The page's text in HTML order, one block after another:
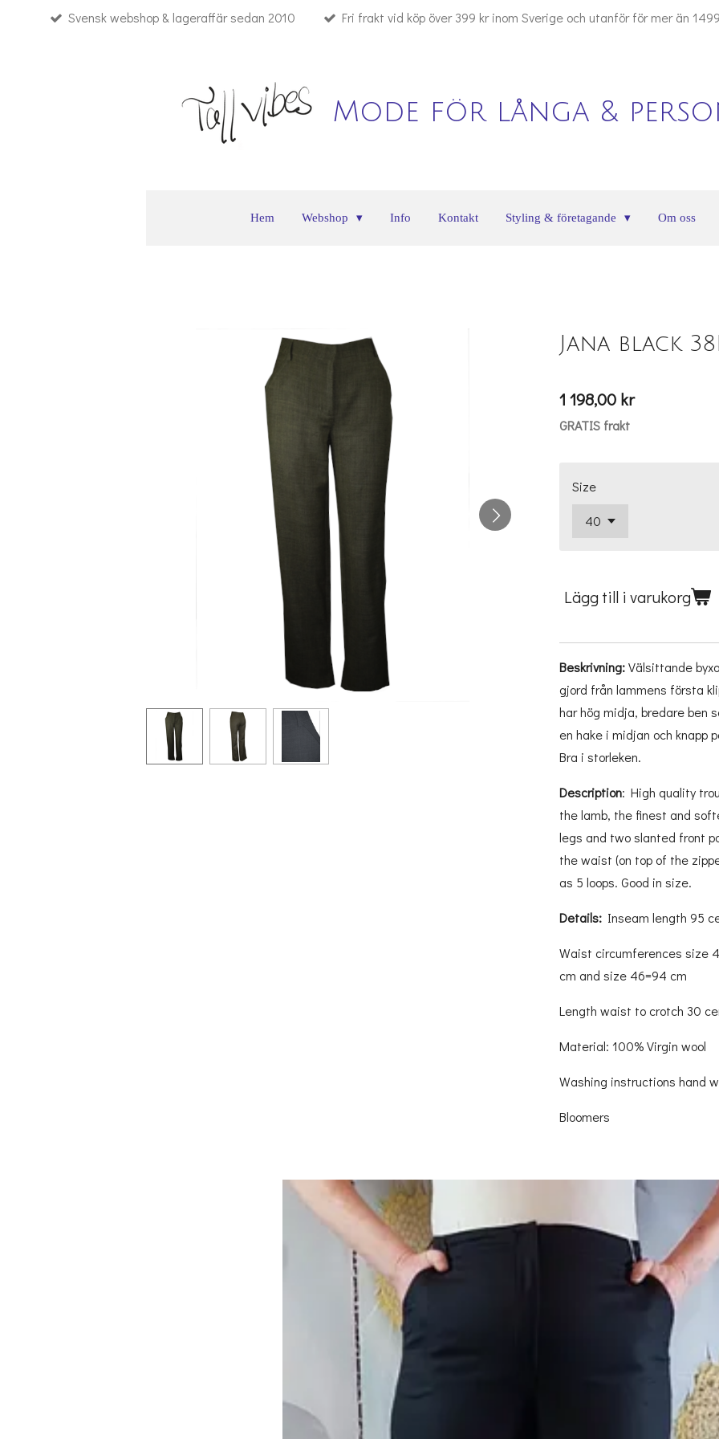
Svensk webshop & lageraffär sedan 2010 Fri frakt vid köp över 399 kr inom Sverige och utanför för mer än
Mode för långa &
Hem Webshop Info Kontakt Styling & företagande Om oss
Jana black
1 198,00 kr
GRATIS frakt
Size
Lägg till i varukorg
Beskrivning:Välsittande
gjord från lammens första
har hög midja, bredare ben
en hake i midjan och knapp
Bra i storleken.
Description: High quality
the lamb, the finest and
legs and two slanted front
the waist (on top of the
as 5 loops. Good in size.
Details: Inseam length 95
Waist circumferences size
cm and size 46=94 cm
Length waist to crotch 30
Material: 100% Virgin wool
Washing instructions hand
Bloomers